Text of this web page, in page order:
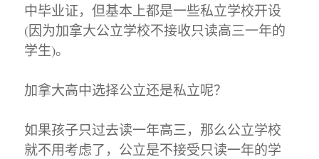
中毕业证，但基本上都是一些私立学校开设
(因为加拿大公立学校不接收只读高三一年的
学生)。
加拿大高中选择公立还是私立呢？
如果孩子只过去读一年高三，那么公立学校
就不用考虑了，公立是不接受只读一年的学